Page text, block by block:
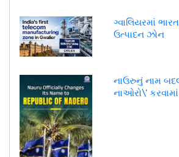
ગ્વાલિયરમાં
ઉત્પાદન ઝોન
નાઉરુનું નામ
નાઓરો\'